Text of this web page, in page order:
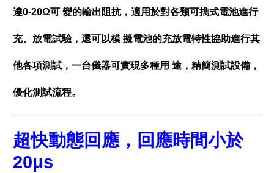
達0-20Ω可 變的輸出阻抗，適用於對各類可擕式電池進行
充、放電試驗，還可以模 擬電池的充放電特性協助進行其
他各項測試，一台儀器可實現多種用 途，精簡測試設備，
優化測試流程。
超快動態回應，回應時間小於
20μs